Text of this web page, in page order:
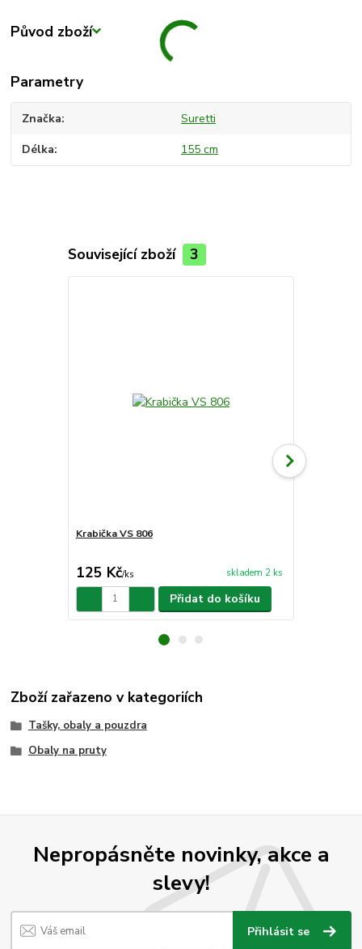
Původ zboží
Parametry
Značka Suretti
Délka 155 cm
Související zboží 3
Krabička VS 806
125 Kč/ks skladem 2 ks
Přidat do košíku
Zboží zařazeno v kategoriích
Tašky, obaly a pouzdra
Obaly na pruty
Nepropásněte novinky, akce a
slevy!
Přihlásit se